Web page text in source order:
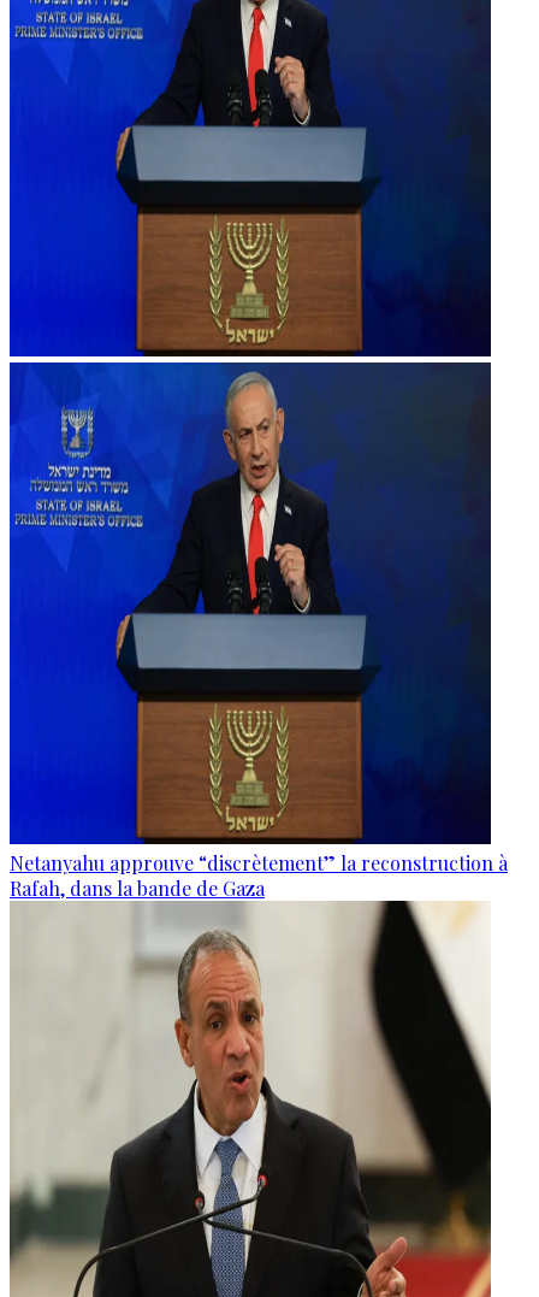
Netanyahu approuve “discrètement” la reconstruction à
Rafah, dans la bande de Gaza